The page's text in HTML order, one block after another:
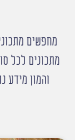
מחפשים
מתכונים לכל
והמון מידע